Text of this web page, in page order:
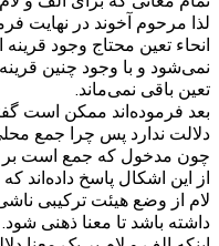
لذا مرحوم آخوند در نهایت
انحاء تعین محتاج وجود
نمی‌شود و با وجود چنین
تعین باقی نمی‌ماند.
بعد فرموده‌اند ممکن است
دلالت ندارد پس چرا جمع
چون مدخول که جمع است بر
از این اشکال پاسخ داده‌اند
لام از وضع هیئت ترکیبی
داشته باشد تا معنا ذهنی